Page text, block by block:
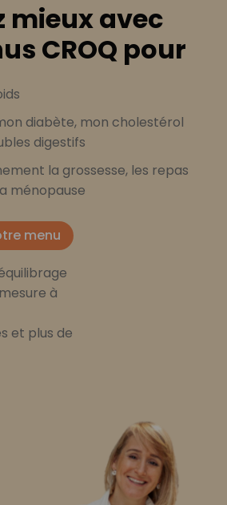
mieux avec
CROQ pour
diabète, mon cholestérol
digestifs
la grossesse, les repas
ménopause
menu
à
et plus de